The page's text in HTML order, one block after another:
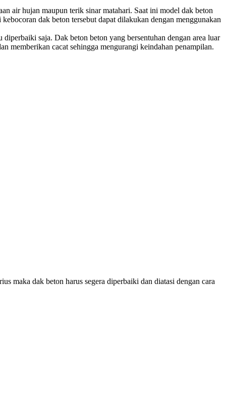
air hujan maupun terik sinar matahari. Saat ini model dak beton
dak beton tersebut dapat dilakukan dengan menggunakan
saja. Dak beton beton yang bersentuhan dengan area luar
memberikan cacat sehingga mengurangi keindahan penampilan.
maka dak beton harus segera diperbaiki dan diatasi dengan cara